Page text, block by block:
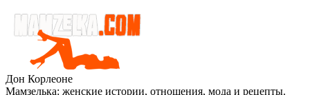
Дон Корлеоне
Мамзелька: женские истории, отношения, мода и рецепты.